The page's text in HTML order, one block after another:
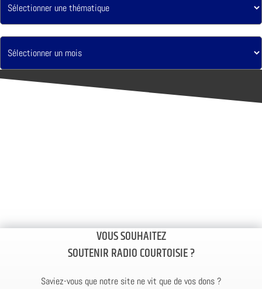
VOUS SOUHAITEZ
SOUTENIR RADIO COURTOISIE ?
Saviez-vous que notre site ne vit que de vos dons ?